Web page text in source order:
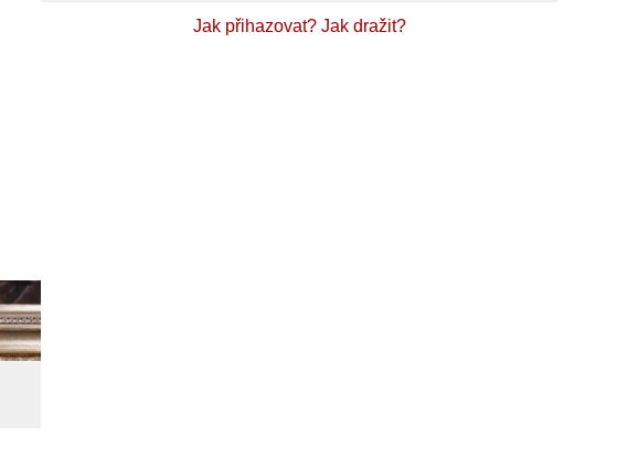
Jak přihazovat? Jak dražit?